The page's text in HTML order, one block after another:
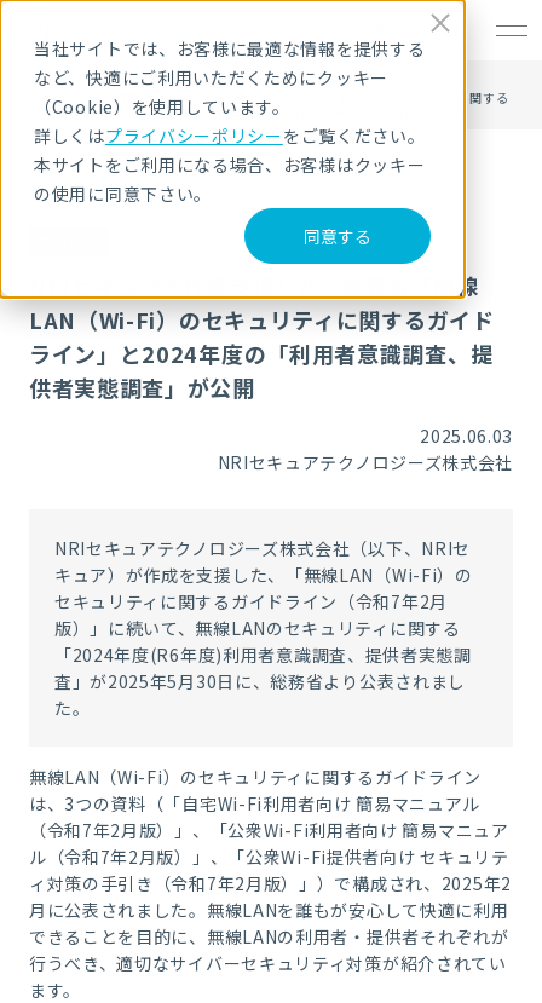
当社サイトでは、お客様に最適な情報を提供する
など、快適にご利用いただくためにクッキー
（Cookie）を使用しています。
詳しくはプライバシーポリシーをご覧ください。
本サイトをご利用になる場合、お客様はクッキー
の使用に同意下さい。
同意する
HOME
ニュース・トピックス
NRIセキュアが作成支援した、総務省「無線LAN（Wi-Fi）のセキュリティに関する
ガイドライン」と2024年度の「利用者意識調査、提供者実態調査」が公開
NRIセキュアが作成支援した、総務省「無線
LAN（Wi-Fi）のセキュリティに関するガイド
ライン」と2024年度の「利用者意識調査、提
供者実態調査」が公開
2025.06.03
NRIセキュアテクノロジーズ株式会社
NRIセキュアテクノロジーズ株式会社（以下、NRIセ
キュア）が作成を支援した、「無線LAN（Wi-Fi）の
セキュリティに関するガイドライン（令和7年2月
版）」に続いて、無線LANのセキュリティに関する
「2024年度(R6年度)利用者意識調査、提供者実態調
査」が2025年5月30日に、総務省より公表されまし
た。
無線LAN （Wi-Fi）のセキュリティに関するガイドライン
は、 3つの資料（「自宅Wi-Fi利用者向け 簡易マニュアル
（令和7年2月版）」、「公衆Wi-Fi利用者向け 簡易マニュア
ル（令和7年2月版）」、「公衆Wi-Fi提供者向け セキュリテ
ィ対策の手引き（令和7年2月版）」）で構成され、 2025年2
月に公表されました。無線LANを誰もが安心して快適に利用
できることを目的に、無線LANの利用者・提供者それぞれが
行うべき、適切なサイバーセキュリティ対策が紹介されてい
ます。